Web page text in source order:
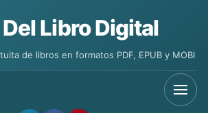
Libro Digital
de libros en formatos PDF, EPUB y MOBI